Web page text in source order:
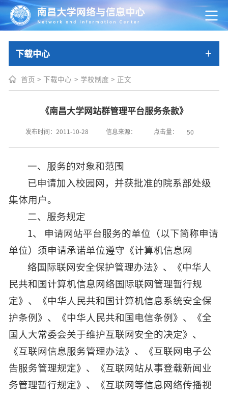
下载中心
首页 > 下载中心 > 学校制度 > 正文
《南昌大学网站群管理平台服务条款》
发布时间：2011-10-28 信息来源： 点击量： 50
一、服务的对象和范围
已申请加入校园网，并获批准的院系部处级
集体用户。
二、服务规定
1、 申请网站平台服务的单位（以下简称申请
单位）须申请承诺单位遵守《计算机信息网
络国际联网安全保护管理办法》、《中华人
民共和国计算机信息网络国际联网管理暂行规
定》、《中华人民共和国计算机信息系统安全保
护条例》、《中华人民共和国电信条例》、《全
国人大常委会关于维护互联网安全的决定》、
《互联网信息服务管理办法》、《互联网电子公
告服务管理规定》、《互联网站从事登载新闻业
务管理暂行规定》、《互联网等信息网络传播视